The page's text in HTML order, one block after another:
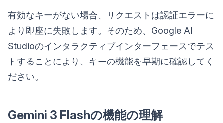
有効なキーがない場合、リクエストは認証エラーに
より即座に失敗します。そのため、Google AI
Studioのインタラクティブインターフェースでテス
トすることにより、キーの機能を早期に確認してく
ださい。
Gemini 3 Flashの機能の理解